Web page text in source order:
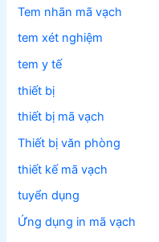
Tem nhãn mã vạch
tem xét nghiệm
tem y tế
thiết bị
thiết bị mã vạch
Thiết bị văn phòng
thiết kế mã vạch
tuyển dụng
Ứng dụng in mã vạch